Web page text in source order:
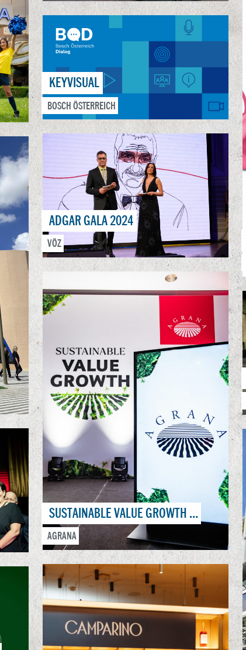
KEYVISUAL
BOSCH ÖSTERREICH
ADGAR GALA 2024
VÖZ
SUSTAINABLE VALUE GROWTH EVENT
AGRANA